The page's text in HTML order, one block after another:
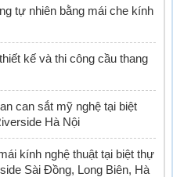
tự nhiên bằng mái che kính
kế và thi công cầu thang
can sắt mỹ nghệ tại biệt
Hà Nội
kính nghệ thuật tại biệt thự
Sài Đồng, Long Biên, Hà